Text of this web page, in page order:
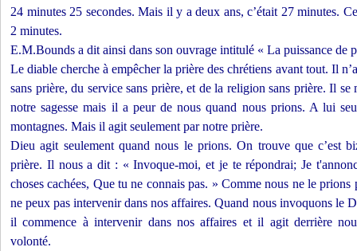
24 minutes 25 secondes. Mais il y a deux ans, c’était 27 minutes.
2 minutes.
E.M.Bounds a dit ainsi dans son ouvrage intitulé « La puissance de
Le diable cherche à empêcher la prière des chrétiens avant tout. Il
sans prière, du service sans prière, et de la religion sans prière. Il se
notre sagesse mais il a peur de nous quand nous prions. A lui
montagnes. Mais il agit seulement par notre prière.
Dieu agit seulement quand nous le prions. On trouve que c’est
prière. Il nous a dit : « Invoque-moi, et je te répondrai; Je
choses cachées, Que tu ne connais pas. » Comme nous ne le
ne peux pas intervenir dans nos affaires. Quand nous invoquons le
il commence à intervenir dans nos affaires et il agit derrière
volonté.